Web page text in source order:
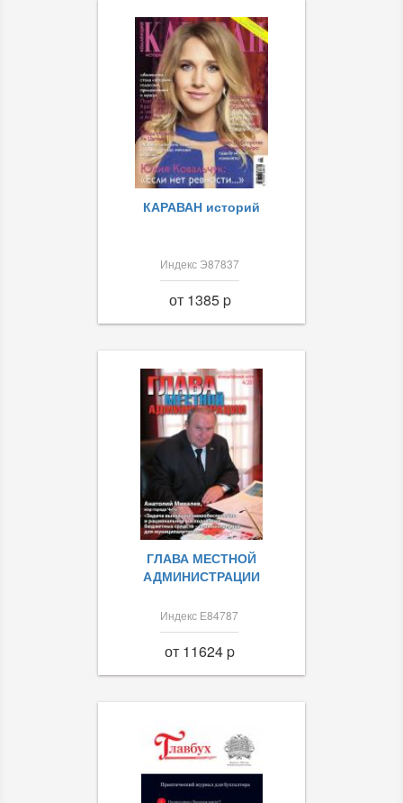
КАРАВАН историй
Индекс Э87837
от 1385 p
ГЛАВА МЕСТНОЙ
АДМИНИСТРАЦИИ
Индекс Е84787
от 11624 p